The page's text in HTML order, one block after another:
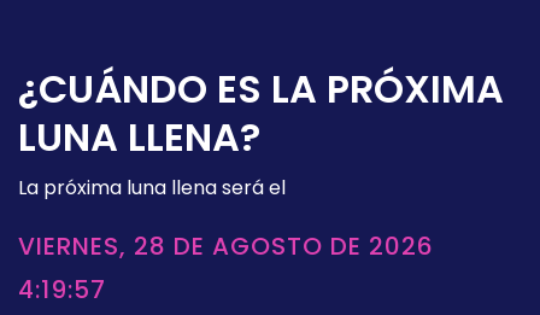
¿CUÁNDO ES LA PRÓXIMA
LUNA LLENA?
La próxima luna llena será el
VIERNES, 28 DE AGOSTO DE 2026
4:19:57